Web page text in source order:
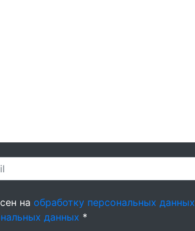
на обработку персональных данных
данных *